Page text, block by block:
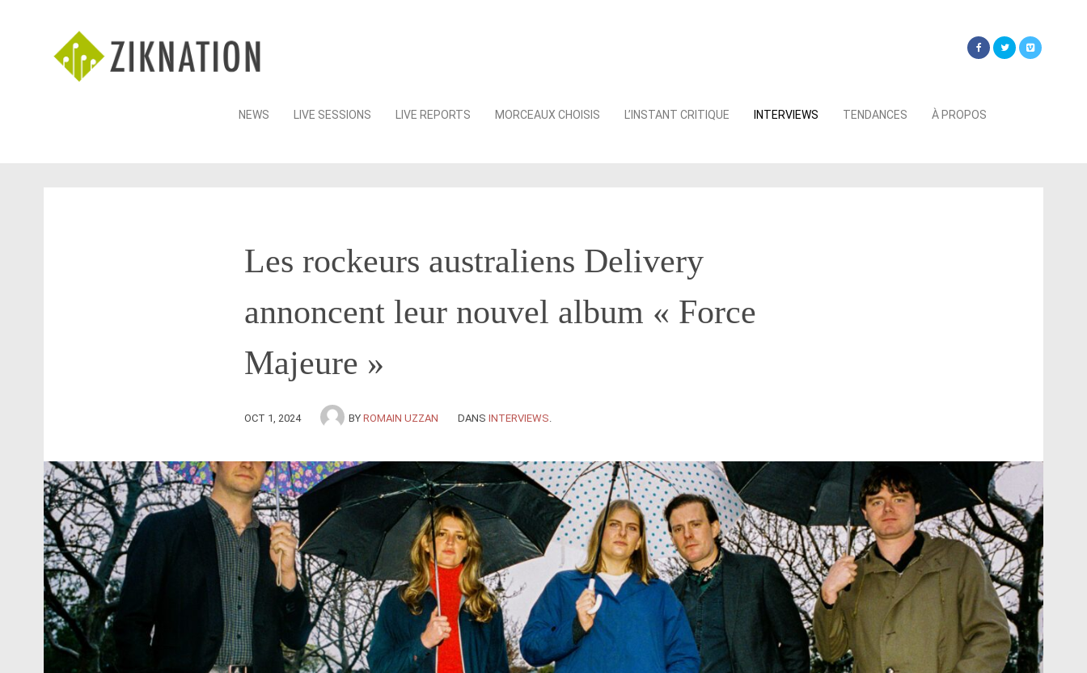
Skip
NEWS LIVE SESSIONS LIVE REPORTS MORCEAUX CHOISIS L’INSTANT CRITIQUE INTERVIEWS TENDANCES À PROPOS
Les rockeurs australiens Delivery
annoncent leur nouvel album « Force
Majeure »
OCT 1, 2024 BY ROMAIN UZZAN DANS INTERVIEWS